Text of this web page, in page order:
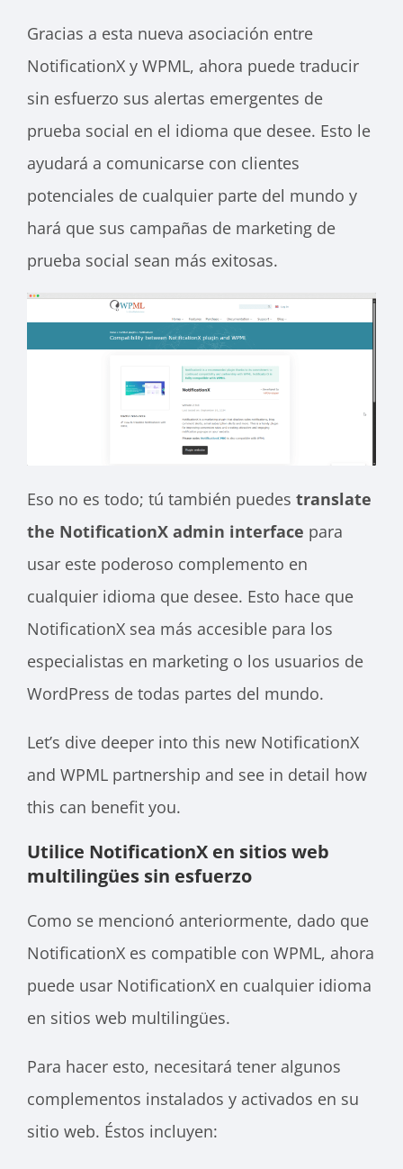
Gracias a esta nueva asociación entre
NotificationX y WPML, ahora puede traducir
sin esfuerzo sus alertas emergentes de
prueba social en el idioma que desee. Esto le
ayudará a comunicarse con clientes
potenciales de cualquier parte del mundo y
hará que sus campañas de marketing de
prueba social sean más exitosas.
Eso no es todo; tú también puedes translate
the NotificationX admin interface para
usar este poderoso complemento en
cualquier idioma que desee. Esto hace que
NotificationX sea más accesible para los
especialistas en marketing o los usuarios de
WordPress de todas partes del mundo.
Let’s dive deeper into this new NotificationX
and WPML partnership and see in detail how
this can benefit you.
Utilice NotificationX en sitios web
multilingües sin esfuerzo
Como se mencionó anteriormente, dado que
NotificationX es compatible con WPML, ahora
puede usar NotificationX en cualquier idioma
en sitios web multilingües.
Para hacer esto, necesitará tener algunos
complementos instalados y activados en su
sitio web. Éstos incluyen: